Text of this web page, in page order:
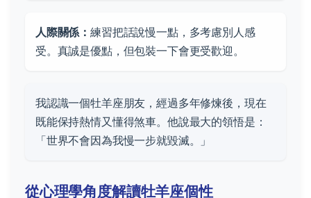
人際關係：練習把話說慢一點，多考慮別人感
受。真誠是優點，但包裝一下會更受歡迎。
我認識一個牡羊座朋友，經過多年修煉後，現在
既能保持熱情又懂得煞車。他說最大的領悟是：
「世界不會因為我慢一步就毀滅。」
從心理學角度解讀牡羊座個性